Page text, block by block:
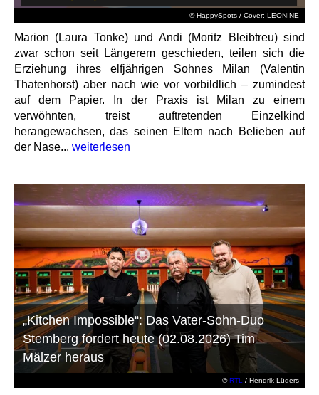
© HappySpots / Cover: LEONINE
Marion (Laura Tonke) und Andi (Moritz Bleibtreu) sind
zwar schon seit Längerem geschieden, teilen sich die
Erziehung ihres elfjährigen Sohnes Milan (Valentin
Thatenhorst) aber nach wie vor vorbildlich – zumindest
auf dem Papier. In der Praxis ist Milan zu einem
verwöhnten, treist auftretenden Einzelkind
herangewachsen, das seinen Eltern nach Belieben auf
der Nase... weiterlesen
©RTL / Hendrik Lüders
„Kitchen Impossible“: Das Vater-Sohn-Duo
Stemberg fordert heute (02.08.2026) Tim
Mälzer heraus